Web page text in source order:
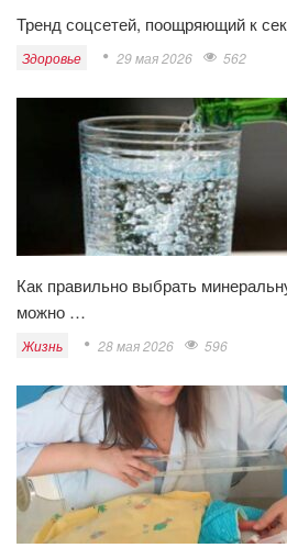
Тренд соцсетей, поощряющий к
Здоровье 29 мая 2026 562
Как правильно выбрать
можно …
Жизнь 28 мая 2026 596